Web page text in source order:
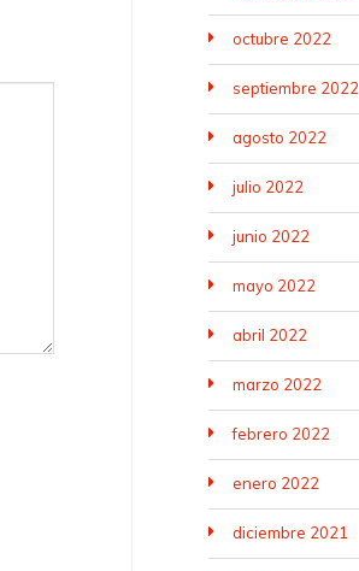
octubre 2022
septiembre 2022
agosto 2022
julio 2022
junio 2022
mayo 2022
abril 2022
marzo 2022
febrero 2022
enero 2022
diciembre 2021